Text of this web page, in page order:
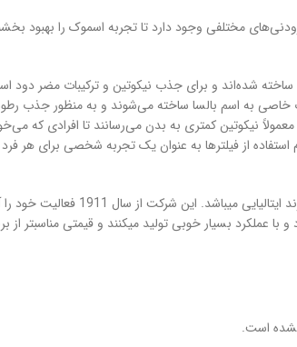
مختلفی وجود دارد تا تجربه اسموک را بهبود
ساخته شده‌اند و برای جذب نیکوتین و ترکیبات مضر
خاصی به اسم بالسا ساخته می‌شوند و به منظور جذب
معمولاً نیکوتین کمتری به بدن می‌رسانند تا افرادی که
استفاده از فیلترها به عنوان یک تجربه شخصی برای
برند انجلو یک
با عملکرد بسیار خوبی تولید میکنند و قیمتی مناسبتر از
است.